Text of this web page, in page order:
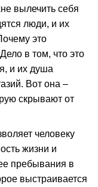
вылечить себя
люди, и их
это
в том, что это
и их душа
Вот она –
скрывают от
человеку
жизни и
пребывания в
выстраивается